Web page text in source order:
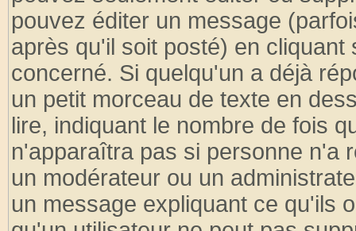
pouvez éditer un message
après qu'il soit posté) en
concerné. Si quelqu'un a déjà
un petit morceau de texte en
lire, indiquant le nombre de fois
n'apparaîtra pas si personne n'a
un modérateur ou un
un message expliquant ce qu'ils